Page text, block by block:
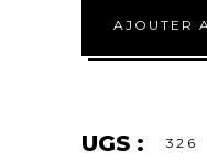
AJOUTER
UGS : 326